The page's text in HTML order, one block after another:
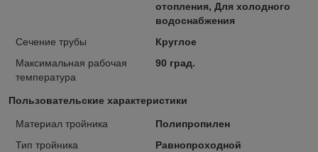
отопления, Для холодного
водоснабжения
Сечение трубы
Круглое
Максимальная рабочая
температура
90 град.
Пользовательские характеристики
Материал тройника
Полипропилен
Тип тройника
Равнопроходной